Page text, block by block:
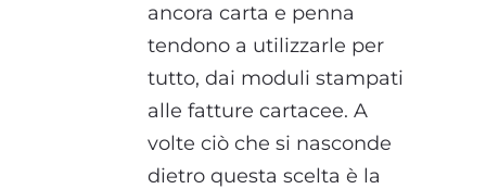
ancora carta e penna
tendono a utilizzarle per
tutto, dai moduli stampati
alle fatture cartacee. A
volte ciò che si nasconde
dietro questa scelta è la